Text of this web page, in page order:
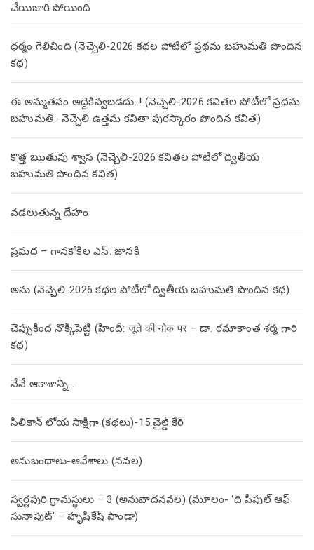
చేయిజారి పోయింది
ధర్మం గెలిచింది (నెచ్చెలి-2026 కథల పోటీలో ప్రథమ బహుమతి పొందిన
కథ)
ఈ అమ్మతనం అద్దెకివ్వబడదు..! (నెచ్చెలి-2026 కవితల పోటీలో ప్రథమ
బహుమతి -నెచ్చెలి ఉత్తమ కవితా పురస్కారం పొందిన కవిత)
కొత్త ఋతువు శ్వాస (నెచ్చెలి-2026 కవితల పోటీలో ద్వితీయ
బహుమతి పొందిన కవిత)
వడలుతున్న దేహం
ప్రమద – గానకోకిల ఎస్. జానకి
అను (నెచ్చెలి-2026 కథల పోటీలో ద్వితీయ బహుమతి పొందిన కథ)
చెప్పుకింద నొక్కిపెట్టి (హిందీ: जूते की नोक पर – డా. రమాకాంత శర్మ గారి
కథ)
నేనే ఆకాశాన్ని…
సిలికాన్ లోయ సాక్షిగా (కథలు)-15 చైల్డ్ కేర్
అనుబంధాలు-ఆవేశాలు (నవల)
స్వర్ణపురి గ్రామస్థులు – 3 (అనువాదనవల) (మూలం- ‘ది పీపుల్ ఆఫ్
సునాపుట్’ – హృషికేష్ పాండా)